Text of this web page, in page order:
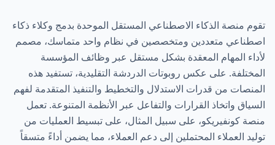
منصة الذكاء الاصطناعي المستقل الموحدة بدمج وكلاء ذكاء
متعددين ومتخصصين في نظام واحد متماسك، مصمم
المهام المعقدة بشكل مستقل عبر وظائف المؤسسة
على عكس روبوتات الدردشة التقليدية، تستفيد هذه
من قدرات الاستدلال والتخطيط والتنفيذ المتقدمة لفهم
واتخاذ القرارات والتفاعل عبر الأنظمة المتنوعة. تعمل
كونفيريكو، على سبيل المثال، على تبسيط العمليات من
العملاء المحتملين إلى دعم العملاء، مما يضمن أداءً متسقاً